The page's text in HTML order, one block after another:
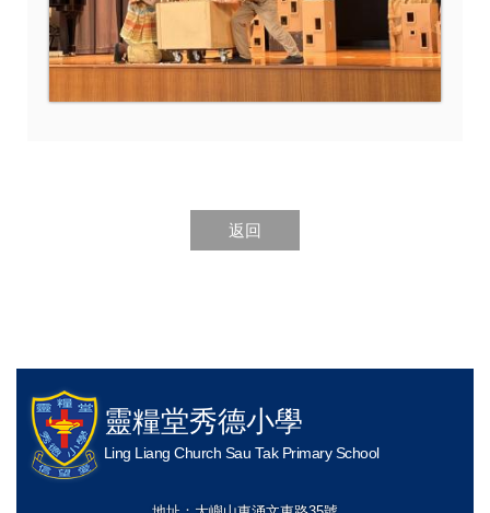
返回
靈糧堂秀德小學
Ling Liang Church Sau Tak Primary School